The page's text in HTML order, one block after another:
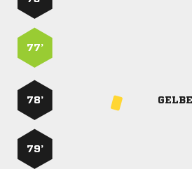
77’
78’
79’